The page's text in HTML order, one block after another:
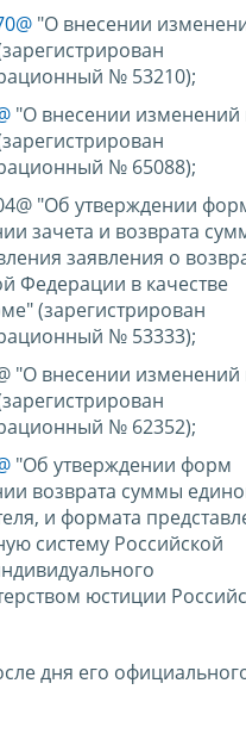
"О внесении
№ 53210);
"О внесении изменений
№ 65088);
"Об утверждении
зачета и возврата
заявления о
Федерации в качестве
(зарегистрирован
№ 53333);
"О внесении изменений
№ 62352);
"Об утверждении форм
возврата суммы
и формата
систему Российской
юстиции
дня его